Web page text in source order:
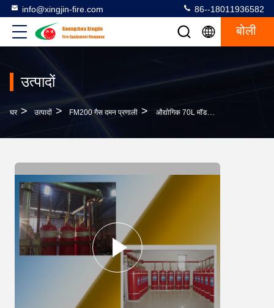
info@xingjin-fire.com 86--18011936582
बोली
उत्पादों
घर > उत्पादों > FM200 गैस दमन प्रणाली > औद्योगिक 70L मॉडल FM200 गैस दमन प्रणाली Hfc 227 गैस